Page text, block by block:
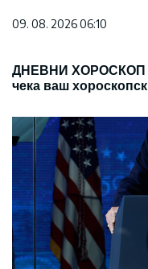
09. 08. 2026 06:10
ДНЕВНИ ХОРОСКОП
чека ваш